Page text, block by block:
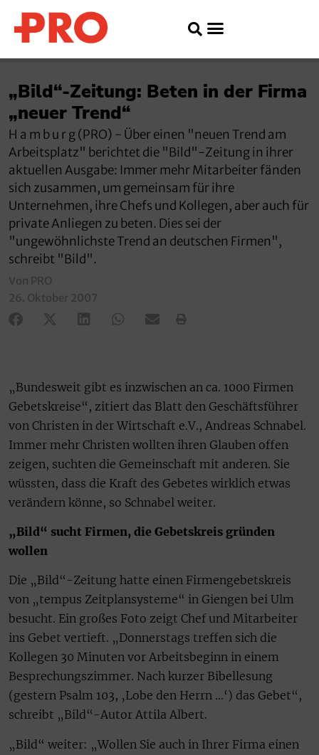
„Bild“-Zeitung: Beten in der Firma
„neuer Trend“
H a m b u r g (PRO) - Über einen "neuen Trend am
Arbeitsplatz" berichtet die "Bild"-Zeitung in ihrer
aktuellen Ausgabe: Immer mehr Mitarbeiter fänden
sich zusammen, um gemeinsam für ihre
Unternehmen, ihre Chefs und Kollegen, aber auch für
private Anliegen zu beten. Dies sei der
"ungewöhnlichste Trend an deutschen Firmen",
schreibt "Bild".
Von PRO
26. Oktober 2007
„Bundesweit gibt es inzwischen an ca. 1000 Firmen
Gebetskreise“, zitiert das Blatt den Geschäftsführer
von Christen in der Wirtschaft e.V., Andreas Schnabel.
Immer mehr Christen wollten ihren Glauben offen
zeigen, suchten die Gemeinschaft mit anderen. Sie
wüssten, dass die Kraft des Gebetes wirklich etwas
verändern könne, so Schnabel weiter.
„Bild“ sucht Firmen, die Gebetskreis gründen
wollen
Die „Bild“-Zeitung hatte einen Firmengebetskreis
von „tempus Zeitplansysteme“ in Giengen bei Ulm
besucht. Ein großes Foto zeigt Chef und Mitarbeiter
ins Gebet vertieft. „Donnerstags treffen sich die
Kollegen 30 Minuten vor Arbeitsbeginn in einem
Besprechungszimmer. Nach kurzer Bibellesung
(gestern Psalm 103, ‚Lobe den Herrn …‘) das Gebet“,
schreibt „Bild“-Autor Attila Albert.
„Bild“ weiter: „Wollen Sie auch in Ihrer Firma einen